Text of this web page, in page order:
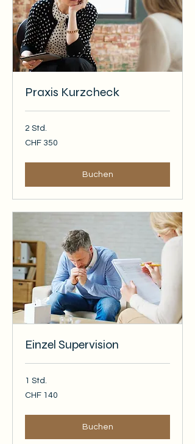
Praxis Kurzcheck
2 Std.
350
Schweizer
CHF 350
Buchen
Einzel Supervision
1 Std.
140
Schweizer
CHF 140
Buchen